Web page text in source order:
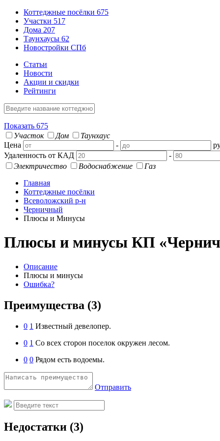
Коттеджные посёлки 675
Участки 517
Дома 207
Таунхаусы 62
Новостройки СПб
Статьи
Новости
Акции и скидки
Рейтинги
Показать 675
Участок
Дом
Таунхаус
Цена
-
Удаленность от КАД
-
Электричество
Водоснабжение
Газ
Главная
Коттеджные посёлки
Всеволожский р-н
Черничный
Плюсы и Минусы
Плюсы и минусы КП
Описание
Плюсы и минусы
Ошибка?
Преимущества (3)
0 1 Известный девелопер.
0 1 Со всех сторон поселок окружен лесом.
0 0 Рядом есть водоемы.
Отправить
Недостатки (3)